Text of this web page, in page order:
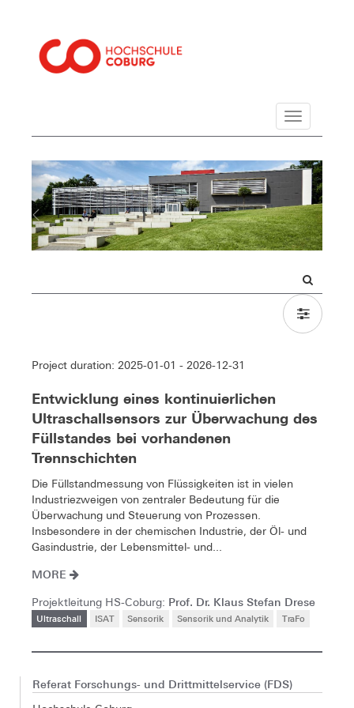
Navigation
Project duration: 2025-01-01 - 2026-12-31
Entwicklung eines kontinuierlichen
Ultraschallsensors zur Überwachung des
Füllstandes bei vorhandenen
Trennschichten
Die Füllstandmessung von Flüssigkeiten ist in vielen
Industriezweigen von zentraler Bedeutung für die
Überwachung und Steuerung von Prozessen.
Insbesondere in der chemischen Industrie, der Öl- und
Gasindustrie, der Lebensmittel- und...
MORE
Projektleitung HS-Coburg: Prof. Dr. Klaus Stefan Drese
Ultraschall ISAT Sensorik Sensorik und Analytik TraFo
Referat Forschungs- und Drittmittelservice (FDS)